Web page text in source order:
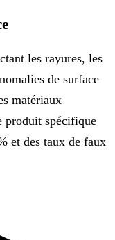
les rayures, les
de surface
matériaux
produit spécifique
et des taux de faux